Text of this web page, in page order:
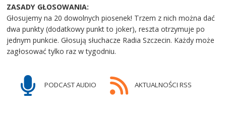
ZASADY GŁOSOWANIA:
Głosujemy na 20 dowolnych piosenek! Trzem z nich można dać
dwa punkty (dodatkowy punkt to joker), reszta otrzymuje po
jednym punkcie. Głosują słuchacze Radia Szczecin. Każdy może
zagłosować tylko raz w tygodniu.
PODCAST AUDIO AKTUALNOŚCI RSS